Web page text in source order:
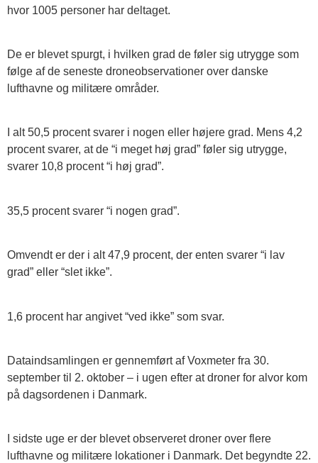
hvor 1005 personer har deltaget.
De er blevet spurgt, i hvilken grad de føler sig utrygge som
følge af de seneste droneobservationer over danske
lufthavne og militære områder.
I alt 50,5 procent svarer i nogen eller højere grad. Mens 4,2
procent svarer, at de “i meget høj grad” føler sig utrygge,
svarer 10,8 procent “i høj grad”.
35,5 procent svarer “i nogen grad”.
Omvendt er der i alt 47,9 procent, der enten svarer “i lav
grad” eller “slet ikke”.
1,6 procent har angivet “ved ikke” som svar.
Dataindsamlingen er gennemført af Voxmeter fra 30.
september til 2. oktober – i ugen efter at droner for alvor kom
på dagsordenen i Danmark.
I sidste uge er der blevet observeret droner over flere
lufthavne og militære lokationer i Danmark. Det begyndte 22.